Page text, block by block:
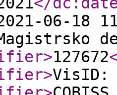
06-18
>127672
>VisID: